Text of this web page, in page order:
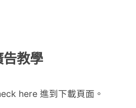
教學
here 進到下載頁面。